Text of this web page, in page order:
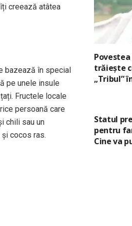
creează atâtea
bazează în special
pe unele insule
Fructele locale
persoană care
chili sau un
cocos ras.
trăiește
„Tribul”
Statul
pentru
Cine va